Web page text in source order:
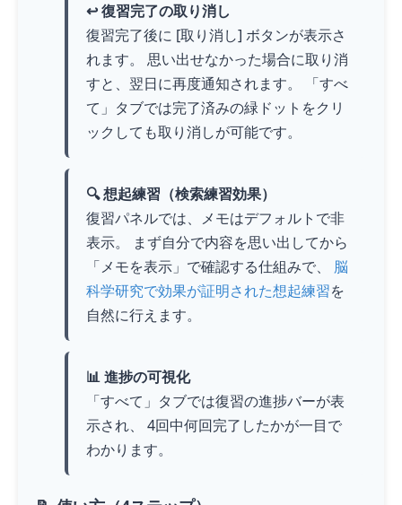
↩️ 復習完了の取り消し
復習完了後に [取り消し] ボタンが表示さ
れます。 思い出せなかった場合に取り消
すと、翌日に再度通知されます。 「すべ
て」タブでは完了済みの緑ドットをクリ
ックしても取り消しが可能です。
🔍 想起練習（検索練習効果）
復習パネルでは、メモはデフォルトで非
表示。 まず自分で内容を思い出してから
「メモを表示」で確認する仕組みで、 脳
科学研究で効果が証明された想起練習を
自然に行えます。
📊 進捗の可視化
「すべて」タブでは復習の進捗バーが表
示され、 4回中何回完了したかが一目で
わかります。